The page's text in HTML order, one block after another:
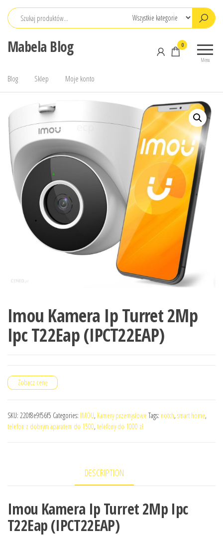
Przejdź
Mabela Blog
Menu
0
Blog Sklep Moje konto
Imou Kamera Ip Turret 2Mp
Ipc T22Eap (IPCT22EAP)
Zobacz cenę
SKU: 220f8e9f56f5 Categories: IMOU, Kamery przemysłowe Tags: notch, smart home,
telefon z dobrym aparatem do 1500, telefony do 1000 zł
DESCRIPTION
Imou Kamera Ip Turret 2Mp Ipc
T22Eap (IPCT22EAP)